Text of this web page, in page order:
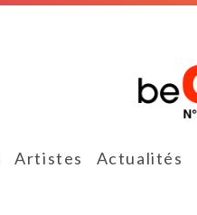
Artistes Actualités